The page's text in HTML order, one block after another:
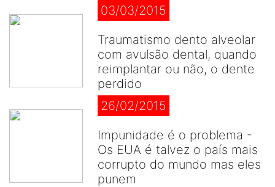
03/03/2015
Traumatismo dento alveolar
com avulsão dental, quando
reimplantar ou não, o dente
perdido
26/02/2015
Impunidade é o problema -
Os EUA é talvez o país mais
corrupto do mundo mas eles
punem